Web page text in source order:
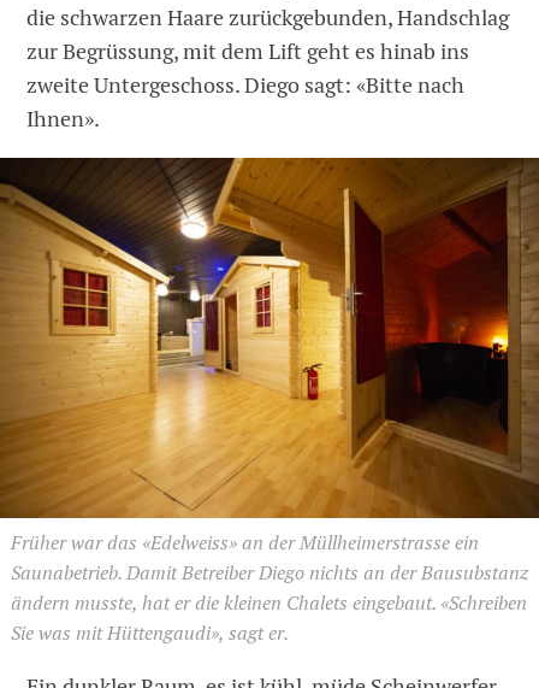
die schwarzen Haare zurückgebunden, Handschlag
zur Begrüssung, mit dem Lift geht es hinab ins
zweite Untergeschoss. Diego sagt: «Bitte nach
Ihnen».
Früher war das «Edelweiss» an der Müllheimerstrasse ein
Saunabetrieb. Damit Betreiber Diego nichts an der Bausubstanz
ändern musste, hat er die kleinen Chalets eingebaut. «Schreiben
Sie was mit Hüttengaudi», sagt er.